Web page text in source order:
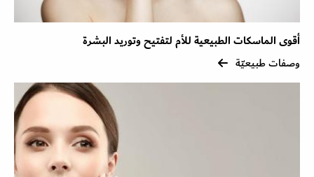
أقوى الماسكات الطبيعية للأم لتفتيح وتوريد البشرة
وصفات طبيعيّة